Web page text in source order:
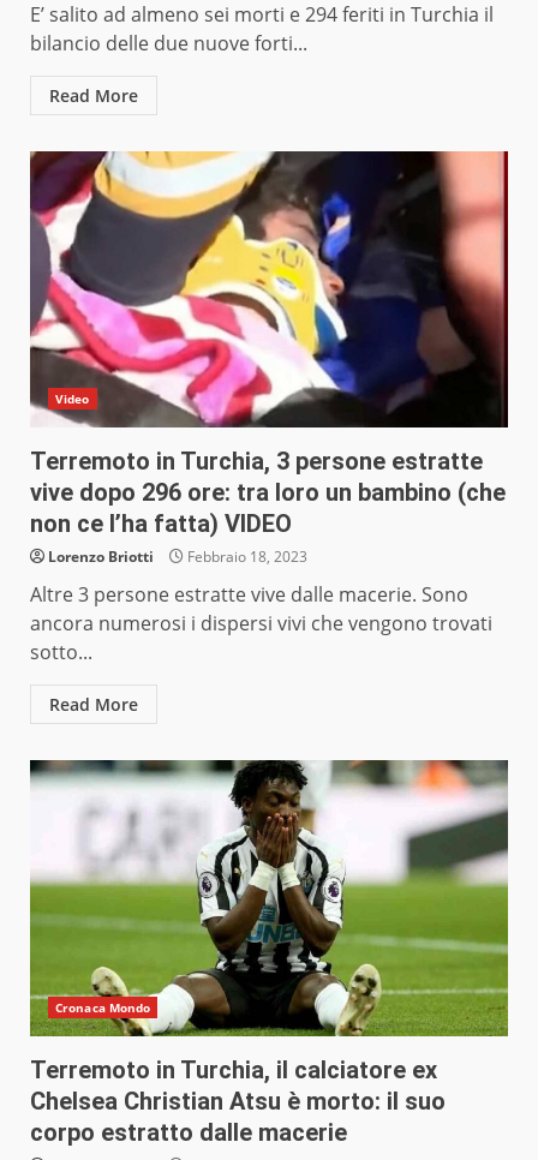
E’ salito ad almeno sei morti e 294 feriti in Turchia il
bilancio delle due nuove forti...
Read More
Video
Terremoto in Turchia, 3 persone estratte
vive dopo 296 ore: tra loro un bambino (che
non ce l’ha fatta) VIDEO
Lorenzo Briotti Febbraio 18, 2023
Altre 3 persone estratte vive dalle macerie. Sono
ancora numerosi i dispersi vivi che vengono trovati
sotto...
Read More
Cronaca Mondo
Terremoto in Turchia, il calciatore ex
Chelsea Christian Atsu è morto: il suo
corpo estratto dalle macerie